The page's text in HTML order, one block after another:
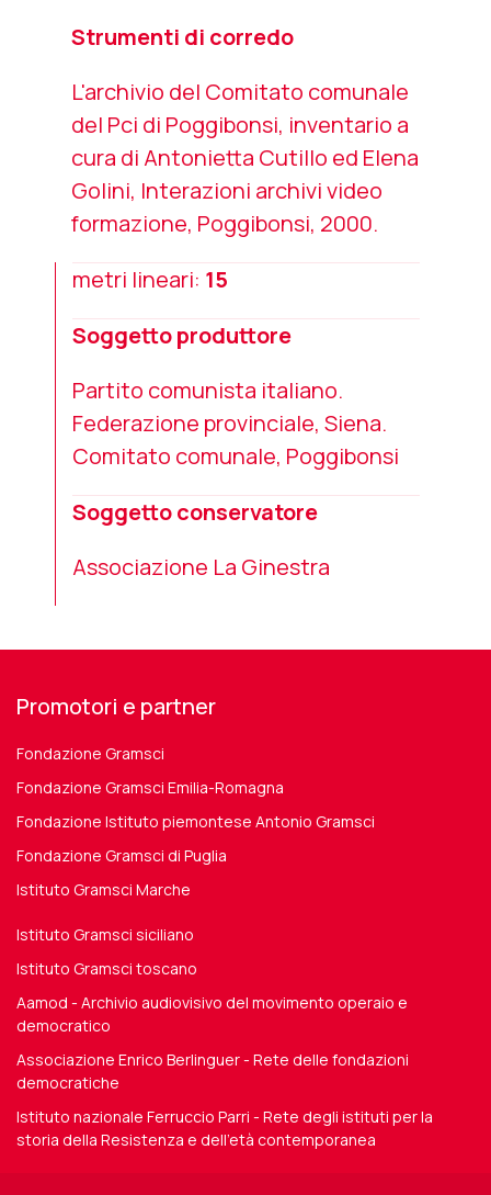
Strumenti di corredo
L'archivio del Comitato comunale
del Pci di Poggibonsi, inventario a
cura di Antonietta Cutillo ed Elena
Golini, Interazioni archivi video
formazione, Poggibonsi, 2000.
metri lineari: 15
Soggetto produttore
Partito comunista italiano.
Federazione provinciale, Siena.
Comitato comunale, Poggibonsi
Soggetto conservatore
Associazione La Ginestra
Promotori e partner
Fondazione Gramsci
Fondazione Gramsci Emilia-Romagna
Fondazione Istituto piemontese Antonio Gramsci
Fondazione Gramsci di Puglia
Istituto Gramsci Marche
Istituto Gramsci siciliano
Istituto Gramsci toscano
Aamod - Archivio audiovisivo del movimento operaio e
democratico
Associazione Enrico Berlinguer - Rete delle fondazioni
democratiche
Istituto nazionale Ferruccio Parri - Rete degli istituti per la
storia della Resistenza e dell'età contemporanea